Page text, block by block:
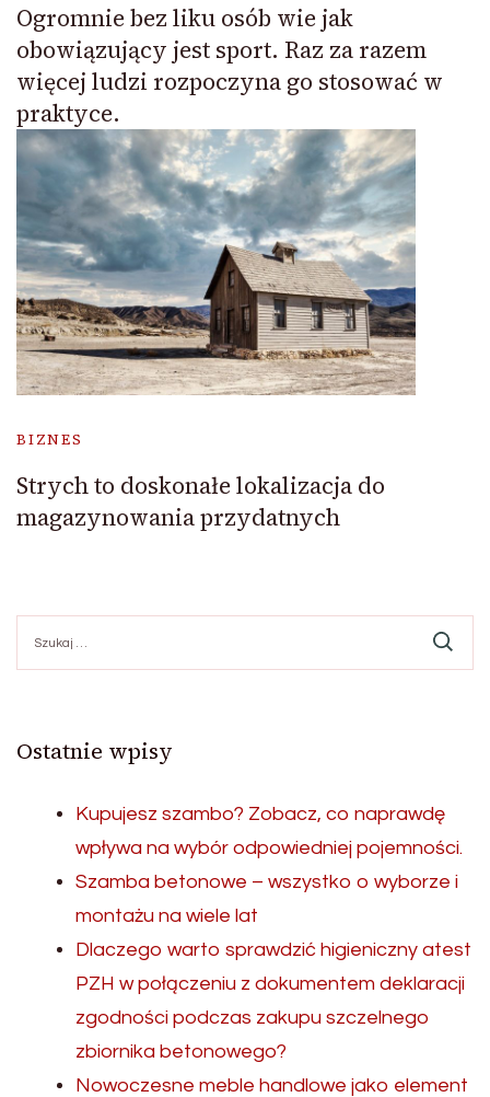
Ogromnie bez liku osób wie jak
obowiązujący jest sport. Raz za razem
więcej ludzi rozpoczyna go stosować w
praktyce.
BIZNES
Strych to doskonałe lokalizacja do
magazynowania przydatnych
Ostatnie wpisy
Kupujesz szambo? Zobacz, co naprawdę
wpływa na wybór odpowiedniej pojemności.
Szamba betonowe – wszystko o wyborze i
montażu na wiele lat
Dlaczego warto sprawdzić higieniczny atest
PZH w połączeniu z dokumentem deklaracji
zgodności podczas zakupu szczelnego
zbiornika betonowego?
Nowoczesne meble handlowe jako element